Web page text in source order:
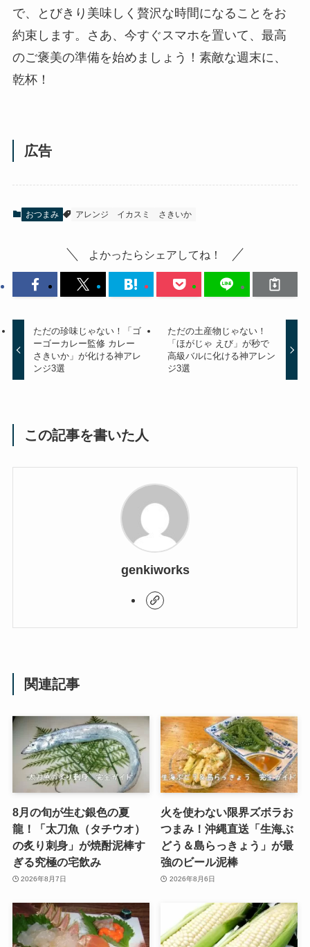
で、とびきり美味しく贅沢な時間になることをお
約束します。さあ、今すぐスマホを置いて、最高
のご褒美の準備を始めましょう！素敵な週末に、
乾杯！
広告
おつまみ アレンジ イカスミ さきいか
よかったらシェアしてね！
ただの珍味じゃない！「ゴ
ーゴーカレー監修 カレー
さきいか」が化ける神アレ
ンジ3選
ただの土産物じゃない！
「ほがじゃ えび」が秒で
高級バルに化ける神アレン
ジ3選
この記事を書いた人
genkiworks
関連記事
8月の旬が生む銀色の夏
龍！「太刀魚（タチウオ）
の炙り刺身」が焼酎泥棒す
ぎる究極の宅飲み
2026年8月7日
火を使わない限界ズボラお
つまみ！沖縄直送「生海ぶ
どう＆島らっきょう」が最
強のビール泥棒
2026年8月6日